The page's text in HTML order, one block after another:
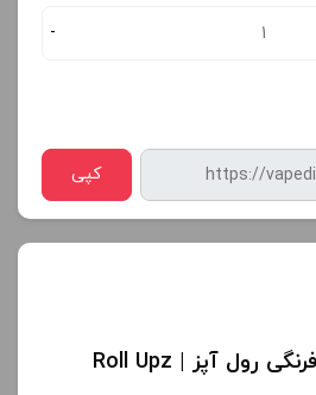
-
کپی
ایجوس توت فرنگی رول آپز | Roll Upz